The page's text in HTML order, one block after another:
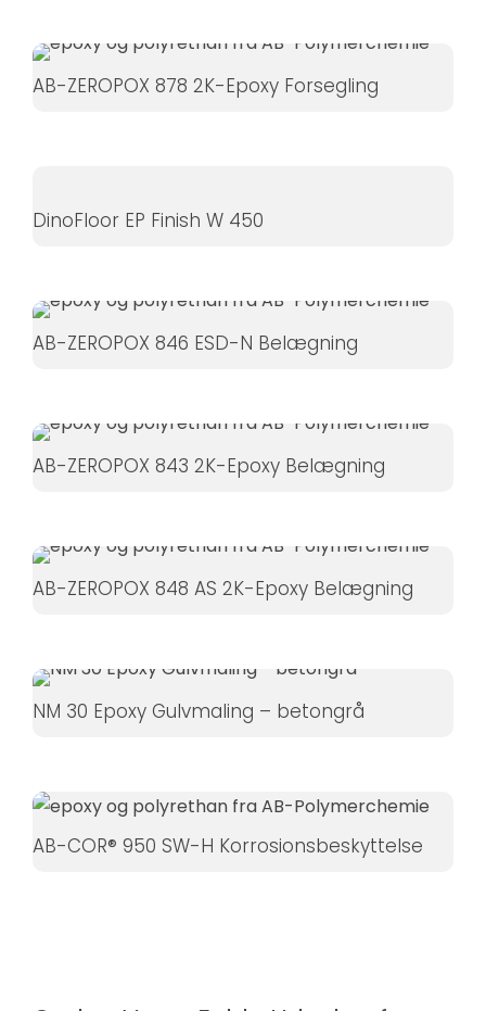
AB-ZEROPOX 878 2K-Epoxy Forsegling
DinoFloor EP Finish W 450
AB-ZEROPOX 846 ESD-N Belægning
AB-ZEROPOX 843 2K-Epoxy Belægning
AB-ZEROPOX 848 AS 2K-Epoxy Belægning
NM 30 Epoxy Gulvmaling – betongrå
AB-COR® 950 SW-H Korrosionsbeskyttelse